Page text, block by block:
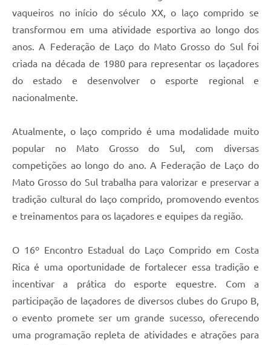
vaqueiros no início do século XX, o laço comprido se
transformou em uma atividade esportiva ao longo dos
anos. A Federação de Laço do Mato Grosso do Sul foi
criada na década de 1980 para representar os laçadores
do estado e desenvolver o esporte regional e
nacionalmente.
Atualmente, o laço comprido é uma modalidade muito
popular no Mato Grosso do Sul, com diversas
competições ao longo do ano. A Federação de Laço do
Mato Grosso do Sul trabalha para valorizar e preservar a
tradição cultural do laço comprido, promovendo eventos
e treinamentos para os laçadores e equipes da região.
O 16º Encontro Estadual do Laço Comprido em Costa
Rica é uma oportunidade de fortalecer essa tradição e
incentivar a prática do esporte equestre. Com a
participação de laçadores de diversos clubes do Grupo B,
o evento promete ser um grande sucesso, oferecendo
uma programação repleta de atividades e atrações para